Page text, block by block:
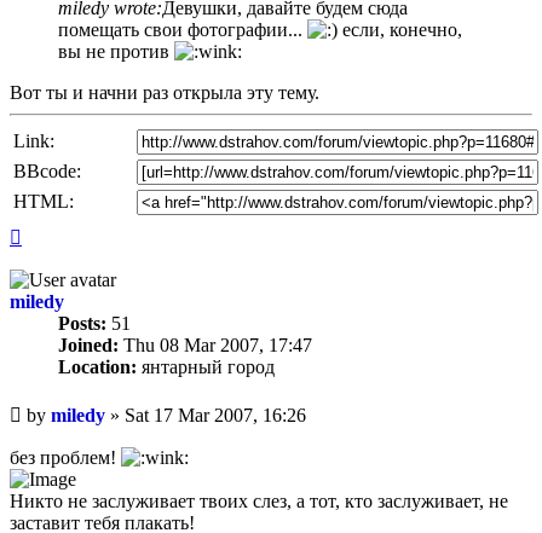
miledy wrote:Девушки, давайте будем сюда
помещать свои фотографии...
если, конечно,
вы не против
Вот ты и начни раз открыла эту тему.
Link:
BBcode:
HTML:
miledy
Posts: 51
Joined: Thu 08 Mar 2007, 17:47
Location: янтарный город
Unread
post
by miledy » Sat 17 Mar 2007, 16:26
без проблем!
Никто не заслуживает твоих слез, а тот, кто заслуживает, не
заставит тебя плакать!